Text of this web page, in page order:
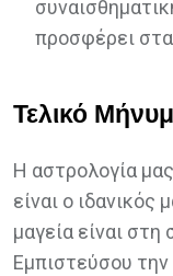
προσφέρει
Τελικό
Η αστρολογία
είναι ο
μαγεία είναι
Εμπιστεύσου